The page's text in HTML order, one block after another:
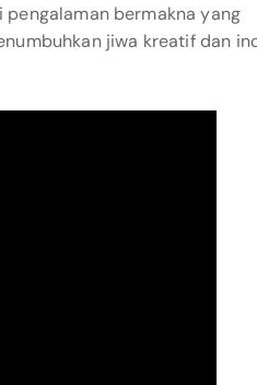
bermakna yang
jiwa kreatif dan